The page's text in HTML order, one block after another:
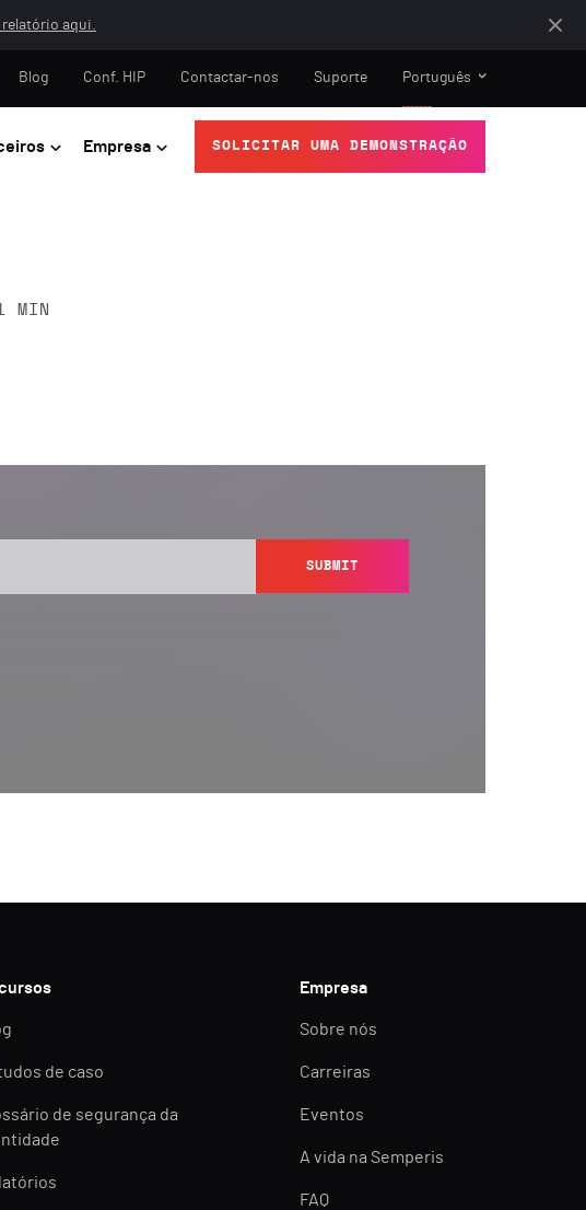
aqui.
Empresa SOLICITAR UMA DEMONSTRAÇÃO
Blog Conf. HIP Contactar-nos Suporte Português
MIN
SUBMIT
de caso
de segurança da
Empresa
Sobre nós
Carreiras
Eventos
A vida na Semperis
FAQ